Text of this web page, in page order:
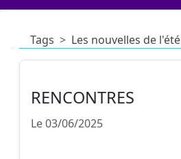
Tags Les nouvelles de l'été
RENCONTRES
Le 03/06/2025